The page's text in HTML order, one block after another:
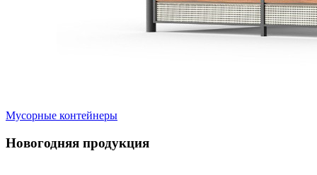
Мусорные контейнеры
Новогодняя продукция